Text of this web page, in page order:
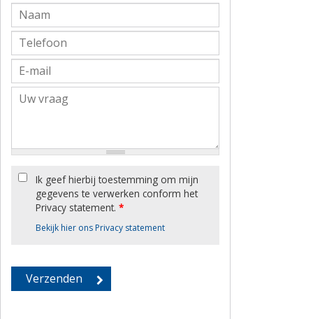
Ik geef hierbij toestemming om mijn
gegevens te verwerken conform het
Privacy statement. *
Bekijk hier ons Privacy statement